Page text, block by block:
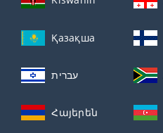
Қазақша
עברית
Հայերեն